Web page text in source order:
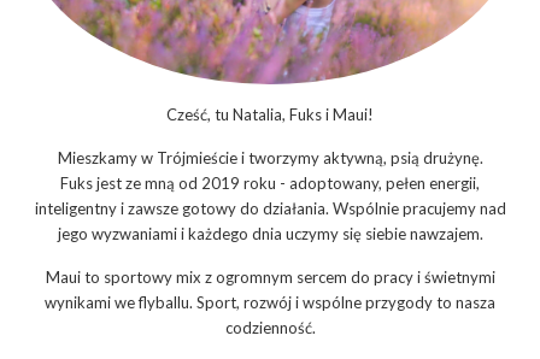
Cześć, tu Natalia, Fuks i Maui!
Mieszkamy w Trójmieście i tworzymy aktywną, psią drużynę.
Fuks jest ze mną od 2019 roku - adoptowany, pełen energii,
inteligentny i zawsze gotowy do działania. Wspólnie pracujemy nad
jego wyzwaniami i każdego dnia uczymy się siebie nawzajem.
Maui to sportowy mix z ogromnym sercem do pracy i świetnymi
wynikami we flyballu. Sport, rozwój i wspólne przygody to nasza
codzienność.